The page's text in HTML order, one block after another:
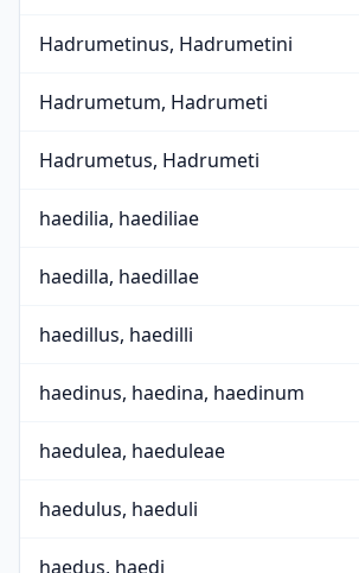
Hadrumetinus, Hadrumetini
Hadrumetum, Hadrumeti
Hadrumetus, Hadrumeti
haedilia, haediliae
haedilla, haedillae
haedillus, haedilli
haedinus, haedina, haedinum
haedulea, haeduleae
haedulus, haeduli
haedus, haedi